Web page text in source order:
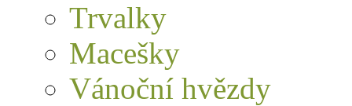
Trvalky
Macešky
Vánoční hvězdy